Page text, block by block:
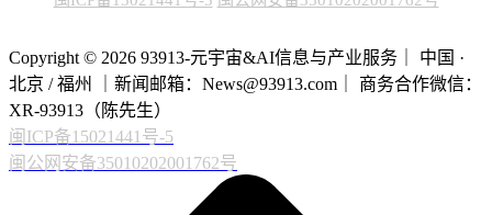
Copyright © 2026 93913-元宇宙&AI信息与产业服务｜ 中国 ·
北京 / 福州 ｜新闻邮箱：News@93913.com｜ 商务合作微信：
XR-93913（陈先生）
闽ICP备15021441号-5
闽公网安备35010202001762号